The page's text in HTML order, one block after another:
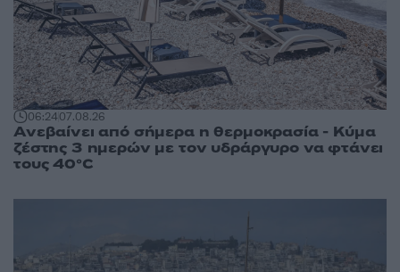
06:2407.08.26
Ανεβαίνει από σήμερα η θερμοκρασία - Κύμα
ζέστης 3 ημερών με τον υδράργυρο να φτάνει
τους 40°C